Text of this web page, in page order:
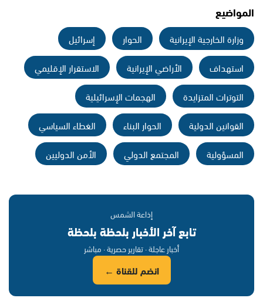
المواضيع
وزارة الخارجية الإيرانية الحوار
إسرائيل
استهداف
الأراضي الإيرانية
الاستقرار الإقليمي
التوترات المتزايدة
الهجمات الإسرائيلية
القوانين الدولية
الحوار البناء
الغطاء السياسي
المسؤولية
المجتمع الدولي الأمن الدوليين
إذاعة الشمس
تابع آخر الأخبار بلحظة بلحظة
أخبار عاجلة · تقارير حصرية · مباشر
انضم للقناة ←